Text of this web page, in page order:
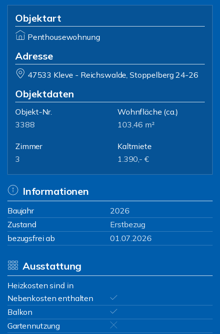
Objektart
Penthousewohnung
Adresse
47533 Kleve - Reichswalde, Stoppelberg 24-26
Objektdaten
Objekt-Nr.
3388
Wohnfläche (ca.)
103,46 m²
Zimmer
3
Kaltmiete
1.390,- €
Informationen
Baujahr
2026
Zustand
Erstbezug
bezugsfrei ab
01.07.2026
Ausstattung
Heizkosten sind in
Nebenkosten enthalten
Balkon
Gartennutzung